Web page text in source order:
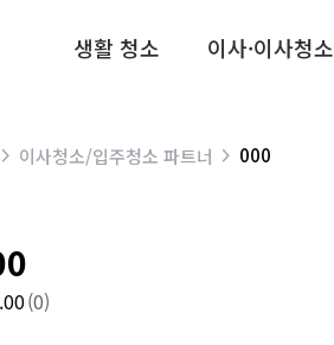
생활 청소 이사·이사청소
이사청소/입주청소 파트너 000
(0)